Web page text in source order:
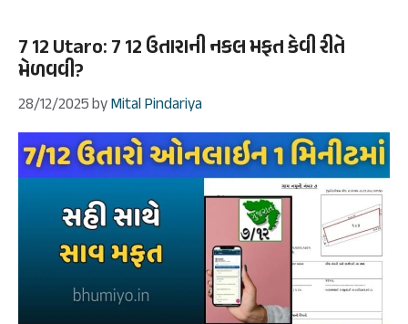
7 12 Utaro: 7 12 ઉતારાની નકલ મફત કેવી રીતે
મેળવવી?
28/12/2025byMital Pindariya